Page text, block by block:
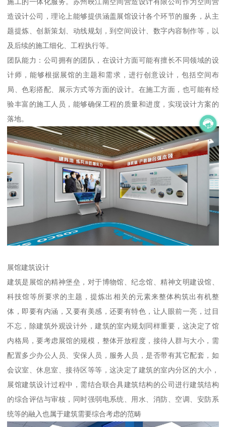
造设计公司，理论上能够提供涵盖展馆设计各个环节的服务，从主
题提炼、创新策划、动线规划，到空间设计、数字内容制作等，以
及后续的施工细化、工程执行等。
团队能力：公司拥有的团队，在设计方面可能有擅长不同领域的设
计师，能够根据展馆的主题和需求，进行创意设计，包括空间布
局、色彩搭配、展示方式等方面的设计。在施工方面，也可能有经
验丰富的施工人员，能够确保工程的质量和进度，实现设计方案的
落地。
展馆建筑设计
建筑是展馆的精神堡垒，对于博物馆、纪念馆、精神文明建设馆、
科技馆等所要求的主题，提炼出相关的元素来整体构筑出有机整
体，即要有内涵，又要有美感，还要有特色，让人眼前一亮，过目
不忘，除建筑外观设计外，建筑的室内规划同样重要，这决定了馆
内格局，要考虑展馆的规模，整体开放程度，接待人群与大小，需
配置多少办公人员、安保人员，服务人员，是否带有其它配套，如
会议室、休息室、接待区等等，这决定了建筑的室内分区的大小，
展馆建筑设计过程中，需结合联合具建筑结构的公司进行建筑结构
的综合评估与审核，同时强弱电系统、用水、消防、空调、安防系
统等的融入也属于建筑需要综合考虑的范畴